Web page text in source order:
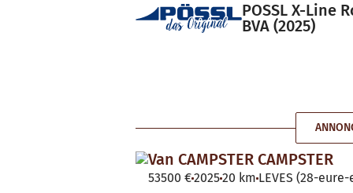
POSSL X-Line
BVA (2025)
Van CAMPSTER CAMPSTER
53500 €202520 km LEVES (28-